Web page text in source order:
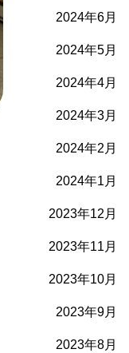
2024年6月
2024年5月
2024年4月
2024年3月
2024年2月
2024年1月
2023年12月
2023年11月
2023年10月
2023年9月
2023年8月